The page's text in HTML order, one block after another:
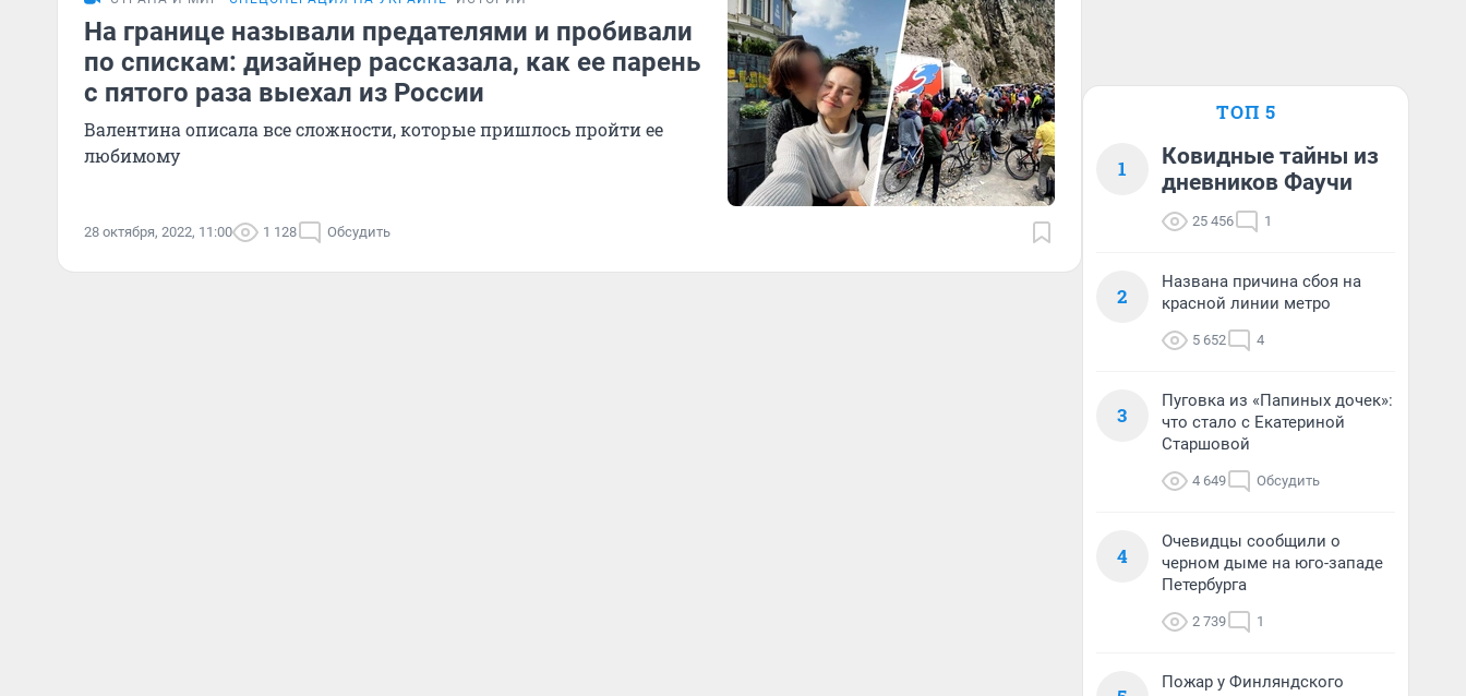
На границе называли предателями и пробивали
по спискам: дизайнер рассказала, как ее парень
с пятого раза выехал из России
Валентина описала все сложности, которые пришлось пройти ее
любимому
28 октября, 2022, 11:00 1 128 Обсудить
ТОП 5
1
Ковидные тайны из
дневников Фаучи
25 456 1
2
Названа причина сбоя на
красной линии метро
5 652 4
3
Пуговка из «Папиных дочек»:
что стало с Екатериной
Старшовой
4 649 Обсудить
4
Очевидцы сообщили о
черном дыме на юго-западе
Петербурга
2 739 1
Пожар у Финляндского